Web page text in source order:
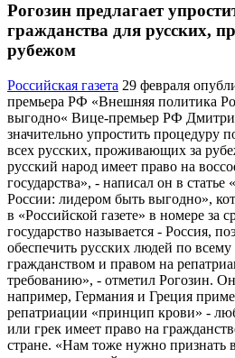
Рогозин предлагает
гражданства для русских,
рубежом
Российская газета 29 февраля
премьера РФ «Внешняя политика
выгодно« Вице-премьер РФ
значительно упростить процедуру
всех русских, проживающих за
русский народ имеет право на
государства», - написал он в
России: лидером быть выгодно»,
в «Российской газете» в номере за
государство называется - Россия,
обеспечить русских людей по
гражданством и правом на
требованию», - отметил Рогозин.
например, Германия и Греция
репатриации «принцип крови» -
или грек имеет право на
стране. «Нам тоже нужно признать